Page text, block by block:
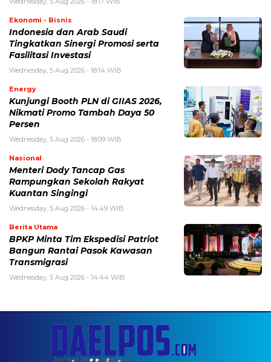
Ekonomi - Bisnis
Indonesia dan Arab Saudi
Tingkatkan Sinergi Promosi serta
Fasilitasi Investasi
Wednesday, 5 Aug 2026 - 18:14 WIB
Energy
Kunjungi Booth PLN di GIIAS 2026,
Nikmati Promo Tambah Daya 50
Persen
Wednesday, 5 Aug 2026 - 18:09 WIB
Nasional
Menteri Dody Tancap Gas
Rampungkan Sekolah Rakyat
Kuantan Singingi
Wednesday, 5 Aug 2026 - 14:49 WIB
Berita Utama
BPKP Minta Tim Ekspedisi Patriot
Bangun Rantai Pasok Kawasan
Transmigrasi
Wednesday, 5 Aug 2026 - 14:44 WIB